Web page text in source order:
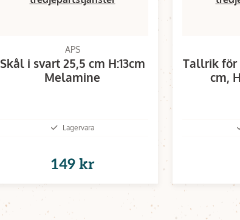
APS
Skål i svart 25,5 cm H:13cm
Melamine
Lagervara
149 kr
Tallrik för
cm,